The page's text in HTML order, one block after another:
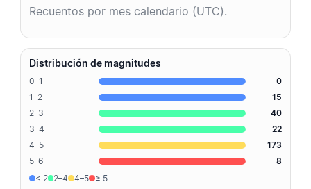
Recuentos por mes calendario (UTC).
Distribución de magnitudes
0-1
0
1-2
15
2-3
40
3-4
22
4-5
173
5-6
8
< 2
2–4 4–5 ≥ 5